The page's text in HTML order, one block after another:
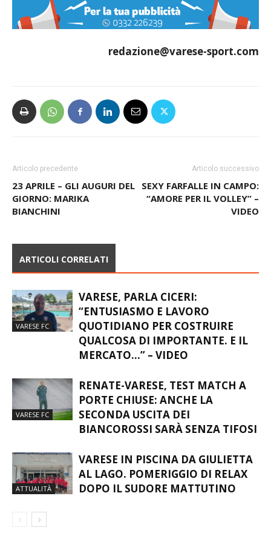
redazione@varese-sport.com
Articolo precedente
23 APRILE – GLI AUGURI DEL
GIORNO: MARIKA
BIANCHINI
Articolo successivo
SEXY FARFALLE IN CAMPO:
“AMORE PER IL VOLLEY” –
VIDEO
ARTICOLI CORRELATI
VARESE FC
VARESE, PARLA CICERI:
“ENTUSIASMO E LAVORO
QUOTIDIANO PER COSTRUIRE
QUALCOSA DI IMPORTANTE. E IL
MERCATO…” – VIDEO
VARESE FC
RENATE-VARESE, TEST MATCH A
PORTE CHIUSE: ANCHE LA
SECONDA USCITA DEI
BIANCOROSSI SARÀ SENZA TIFOSI
ATTUALITÀ
VARESE IN PISCINA DA GIULIETTA
AL LAGO. POMERIGGIO DI RELAX
DOPO IL SUDORE MATTUTINO